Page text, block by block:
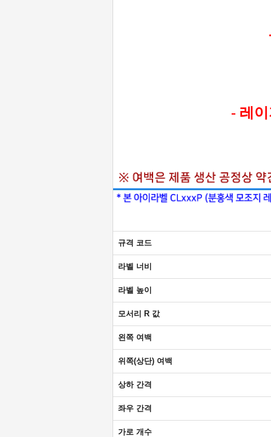
- 레
규격 코드
라벨 너비
라벨 높이
모서리 R 값
왼쪽 여백
위쪽(상단) 여백
상하 간격
좌우 간격
가로 개수